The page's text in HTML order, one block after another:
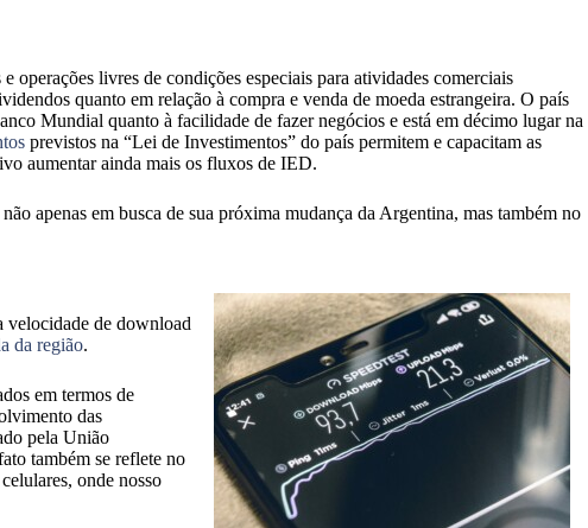
operações livres de condições especiais para atividades comerciais
quanto em relação à compra e venda de moeda estrangeira. O país
Mundial quanto à facilidade de fazer negócios e está em décimo lugar na
previstos na “Lei de Investimentos” do país permitem e capacitam as
aumentar ainda mais os fluxos de IED.
apenas em busca de sua próxima mudança da Argentina, mas também no
velocidade de download
da região.
em termos de
das
pela União
também se reflete no
onde nosso